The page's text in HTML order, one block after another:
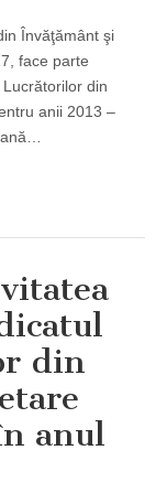
Învăţământ şi
face parte
din
anii 2013 –
din
anul